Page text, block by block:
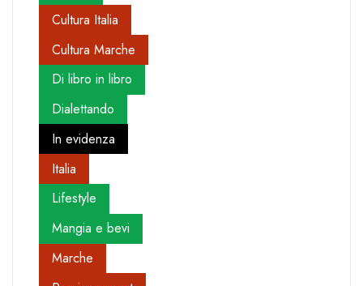
Cultura Italia
Cultura Marche
Di libro in libro
Dialettando
In evidenza
Italia
Lifestyle
Mangia e bevi
Marche